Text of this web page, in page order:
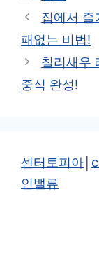
테
리
집에서 즐
패없는 비법!
칠리새우
중식 완성!
센터토피아
인밸류